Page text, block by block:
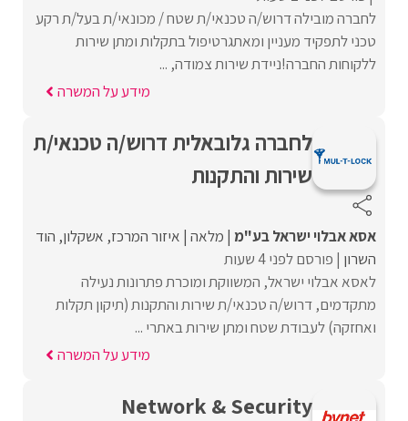
לחברה מובילה דרוש/ה טכנאי/ת שטח / מכונאי/ת בעל/ת רקע
טכני לתפקיד מעניין ומאתגרטיפול בתקלות ומתן שירות
ללקוחות החברה!ניידת שירות צמודה, ...
מידע על המשרה
לחברה גלובאלית דרוש/ה טכנאי/ת
שירות והתקנות
אסא אבלוי ישראל בע"מ מלאה איזור המרכז אשקלון הוד
השרון פורסם לפני 4 שעות
לאסא אבלוי ישראל, המשווקת ומוכרת פתרונות נעילה
מתקדמים, דרוש/ה טכנאי/ת שירות והתקנות (תיקון תקלות
ואחזקה) לעבודת שטח ומתן שירות באתרי ...
מידע על המשרה
Network & Security